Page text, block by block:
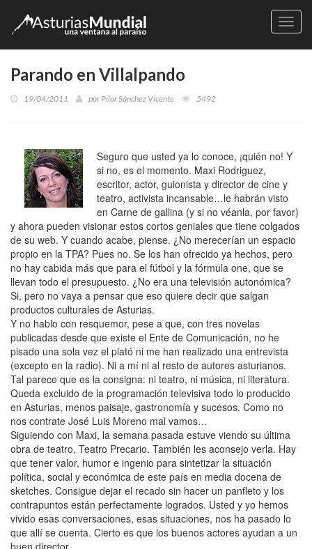
Parando en Villalpando
19/04/2011 porPilar Sánchez Vicente 5492
Seguro que usted ya lo conoce, ¡quién no! Y
si no, es el momento. Maxi Rodriguez,
escritor, actor, guionista y director de cine y
teatro, activista incansable…le habrán visto
en Carne de gallina (y si no véanla, por favor)
y ahora pueden visionar estos cortos geniales que tiene colgados
de su web. Y cuando acabe, piense. ¿No merecerían un espacio
propio en la TPA? Pues no. Se los han ofrecido ya hechos, pero
no hay cabida más que para el fútbol y la fórmula one, que se
llevan todo el presupuesto. ¿No era una televisión autonómica?
Si, pero no vaya a pensar que eso quiere decir que salgan
productos culturales de Asturias.
Y no hablo con resquemor, pese a que, con tres novelas
publicadas desde que existe el Ente de Comunicación, no he
pisado una sola vez el plató ni me han realizado una entrevista
(excepto en la radio). Ni a mí ni al resto de autores asturianos.
Tal parece que es la consigna: ni teatro, ni música, ni literatura.
Queda excluido de la programación televisiva todo lo producido
en Asturias, menos paisaje, gastronomía y sucesos. Como no
nos contrate José Luis Moreno mal vamos…
Siguiendo con Maxi, la semana pasada estuve viendo su última
obra de teatro, Teatro Precario. También les aconsejo verla. Hay
que tener valor, humor e ingenio para sintetizar la situación
política, social y económica de este país en media docena de
sketches. Consigue dejar el recado sin hacer un panfleto y los
contrapuntos están perfectamente logrados. Usted y yo hemos
vivido esas conversaciones, esas situaciones, nos ha pasado lo
que allí se cuenta. Cierto es que los buenos actores ayudan a un